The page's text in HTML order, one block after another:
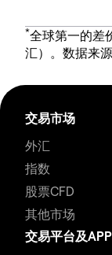
*全球第一的差
汇）。数据来
交易市场
外汇
指数
股票CFD
其他市场
交易平台及APP